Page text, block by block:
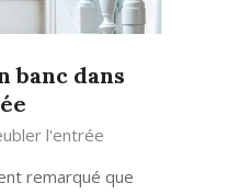
banc dans
l'entrée
remarqué que